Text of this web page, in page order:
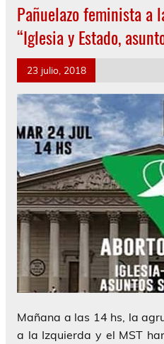
Pañuelazo feminista a
“Iglesia y Estado,
23 julio, 2018
Mañana a las 14 hs, la
a la Izquierda y el MST